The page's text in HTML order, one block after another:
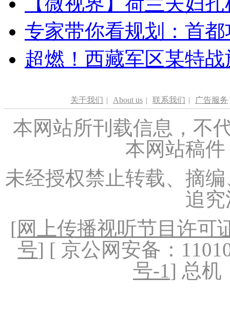
专家带你看规划：首
超燃！西藏军区某特
关于我们 | About us | 联系我们 | 广告服务
本网站所刊载信息，不
本网站稿
未经授权禁止转载、摘
追
[网上传播视听节目许可
号] [ 京公网安备：
号-1] 总机